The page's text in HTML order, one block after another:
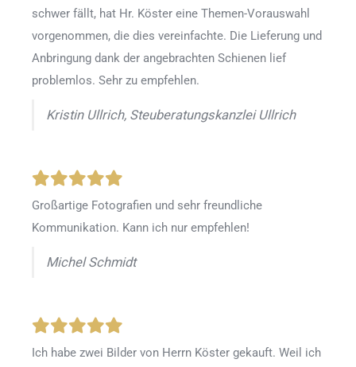
schwer fällt, hat Hr. Köster eine Themen-Vorauswahl
vorgenommen, die dies vereinfachte. Die Lieferung und
Anbringung dank der angebrachten Schienen lief
problemlos. Sehr zu empfehlen.
Kristin Ullrich, Steuberatungskanzlei Ullrich
Großartige Fotografien und sehr freundliche
Kommunikation. Kann ich nur empfehlen!
Michel Schmidt
Ich habe zwei Bilder von Herrn Köster gekauft. Weil ich